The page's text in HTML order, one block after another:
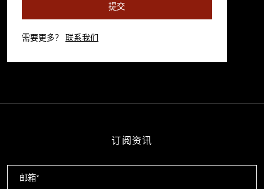
提交
需要更多？ 联系我们
订阅资讯